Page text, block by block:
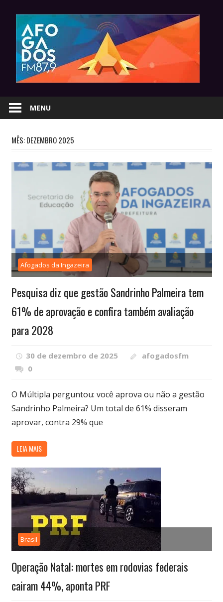
content
MENU
MÊS:DEZEMBRO 2025
Afogados da Ingazeira
Pesquisa diz que gestão Sandrinho Palmeira tem
61% de aprovação e confira também avaliação
para 2028
30 de dezembro de 2025
afogadosfm
0
O Múltipla perguntou: você aprova ou não a gestão
Sandrinho Palmeira? Um total de 61% disseram
aprovar, contra 29% que
LEIA MAIS
Brasil
Operação Natal: mortes em rodovias federais
cairam 44%, aponta PRF